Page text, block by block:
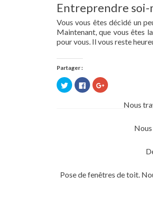
Entreprendre
Vous vous êtes décidé un
Maintenant, que vous êtes
pour vous. Il vous reste
Partager :
Cliquez
pour
partager
Cliquez
pour
partager
Facebook(ouvre
Cliquez
pour
Google+Nous
Pose de fenêtres de toit.